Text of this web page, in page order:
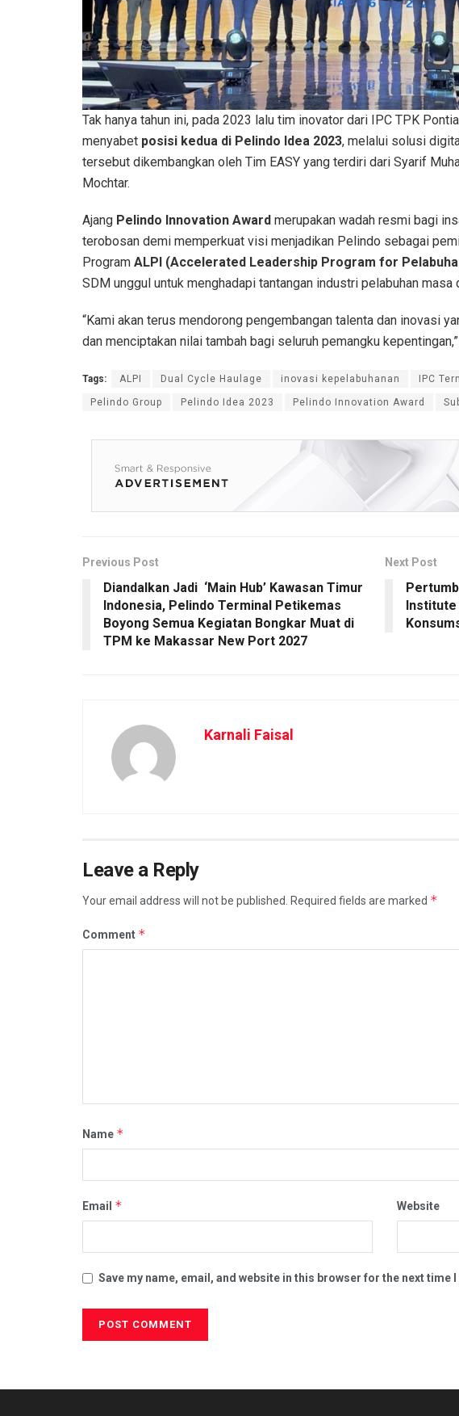
Tak hanya tahun ini, pada 2023 lalu tim inovator dari IPC TPK
menyabet posisi kedua di Pelindo Idea 2023, melalui solusi
tersebut dikembangkan oleh Tim EASY yang terdiri dari Syarif
Mochtar.
Ajang Pelindo Innovation Award merupakan wadah resmi bagi
terobosan demi memperkuat visi menjadikan Pelindo sebagai
Program ALPI (Accelerated Leadership Program for
SDM unggul untuk menghadapi tantangan industri pelabuhan masa
“Kami akan terus mendorong pengembangan talenta dan inovasi
dan menciptakan nilai tambah bagi seluruh pemangku
Tags: ALPI Dual Cycle Haulage inovasi kepelabuhanan IPC
Pelindo Group Pelindo Idea 2023 Pelindo Innovation Award
Previous Post
Diandalkan Jadi ‘Main Hub’ Kawasan Timur
Indonesia, Pelindo Terminal Petikemas
Boyong Semua Kegiatan Bongkar Muat di
TPM ke Makassar New Port 2027
Next Post
Institute
Karnali Faisal
Leave a Reply
Your email address will not be published. Required fields are marked *
Comment *
Name *
Email * Website
Save my name, email, and website in this browser for the next time